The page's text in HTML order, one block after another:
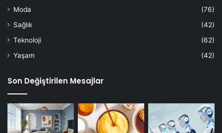
Moda
(76)
Sağlık
(42)
Teknoloji
(62)
Yaşam
(42)
Son Değiştirilen Mesajlar